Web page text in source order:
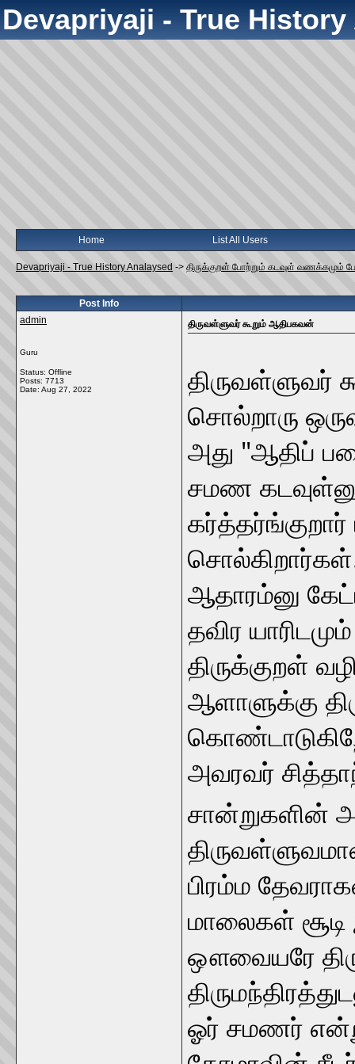
Devapriyaji - True
Home List All Users
Devapriyaji - True History Analaysed -> திருக்குறள் போற்றும் கடவுள் வணக்கமும்
Post Info
admin
Guru
Status: Offline
Posts: 7713
Date: Aug 27, 2022
திருவள்ளுவர் கூறும் ஆதிபகவன்
திருவள்ளுவர்
சொல்றாரு
அது "ஆதிப்
சமண
ஆதாரம்னு
தவிர
திருக்குறள்
ஆளாளுக்கு
அவரவர்
சான்றுகளின்
பிரம்ம
மாலைகள் சூடி
ஔவையரே
ஓர் சமணர்